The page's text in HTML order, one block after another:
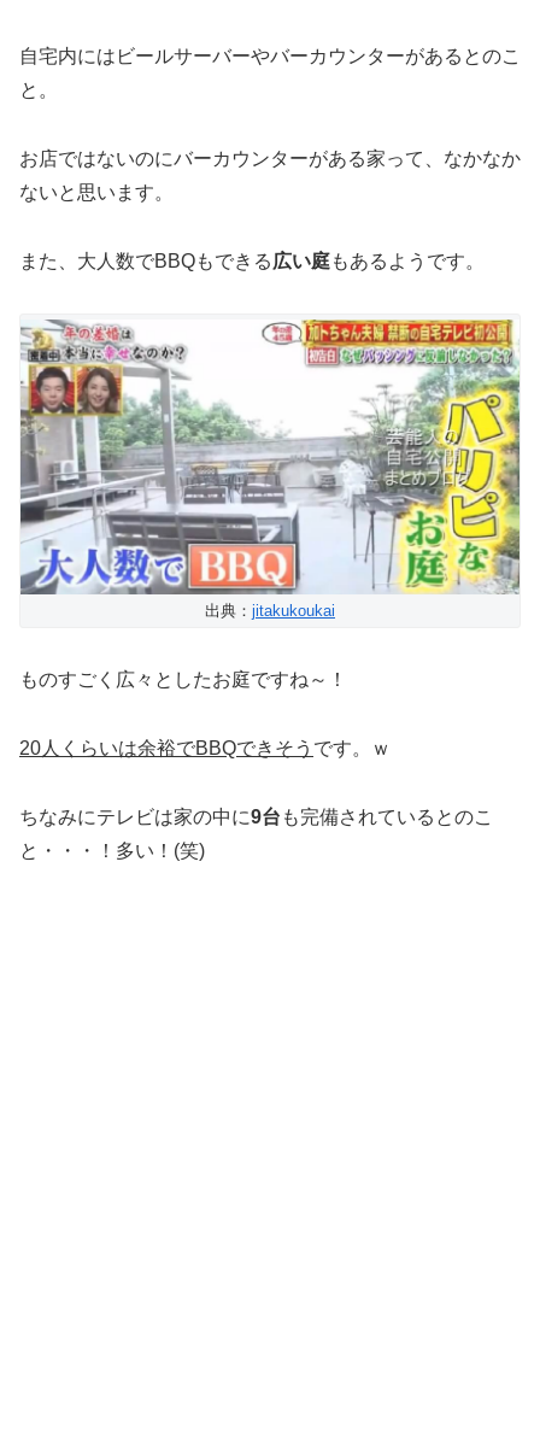
自宅内にはビールサーバーやバーカウンターがあるとのこ
と。
お店ではないのにバーカウンターがある家って、なかなか
ないと思います。
また、大人数でBBQもできる広い庭もあるようです。
出典： jitakukoukai
ものすごく広々としたお庭ですね～！
20人くらいは余裕でBBQできそう です。ｗ
ちなみにテレビは家の中に9台 も完備されているとのこ
と・・・！多い！(笑)